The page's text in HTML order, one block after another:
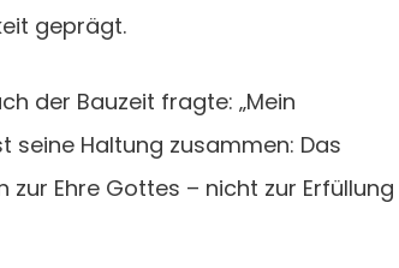
geprägt.
der Bauzeit fragte: „Mein
seine Haltung zusammen: Das
Ehre Gottes – nicht zur Erfüllung